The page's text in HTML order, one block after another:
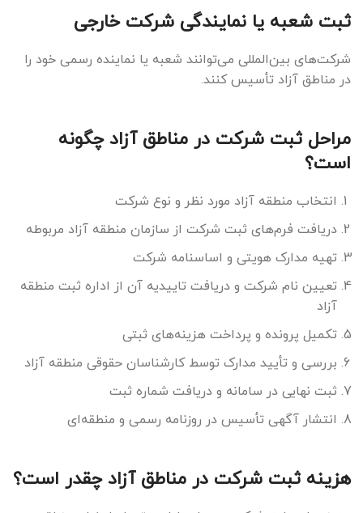
ثبت شعبه یا نمایندگی شرکت خارجی
شرکت‌های بین‌المللی می‌توانند شعبه یا نماینده رسمی خود را
در مناطق آزاد تأسیس کنند.
مراحل ثبت شرکت در مناطق آزاد چگونه
است؟
انتخاب منطقه آزاد مورد نظر و نوع شرکت
دریافت فرم‌های ثبت شرکت از سازمان منطقه آزاد مربوطه
تهیه مدارک هویتی و اساسنامه شرکت
تعیین نام شرکت و دریافت تاییدیه آن از اداره ثبت منطقه
آزاد
تکمیل پرونده و پرداخت هزینه‌های ثبتی
بررسی و تأیید مدارک توسط کارشناسان حقوقی منطقه آزاد
ثبت نهایی در سامانه و دریافت شماره ثبت
انتشار آگهی تأسیس در روزنامه رسمی و منطقه‌ای
هزینه ثبت شرکت در مناطق آزاد چقدر است؟